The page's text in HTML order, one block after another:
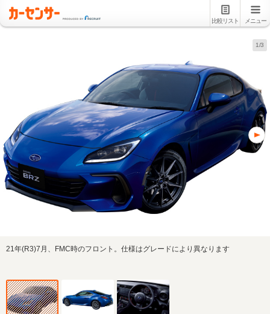
比較リスト メニュー
1/3
21年(R3)7月、FMC時のフロント。仕様はグレードにより異なります